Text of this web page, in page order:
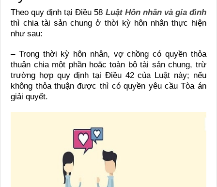
Theo quy định tại Điều 58 Luật Hôn nhân và gia đình
thì chia tài sản chung ở thời kỳ hôn nhân thực hiện
như sau:
– Trong thời kỳ hôn nhân, vợ chồng có quyền thỏa
thuận chia một phần hoặc toàn bộ tài sản chung, trừ
trường hợp quy định tại Điều 42 của Luật này; nếu
không thỏa thuận được thì có quyền yêu cầu Tòa án
giải quyết.